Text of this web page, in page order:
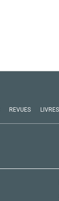
REVUES LIVRES